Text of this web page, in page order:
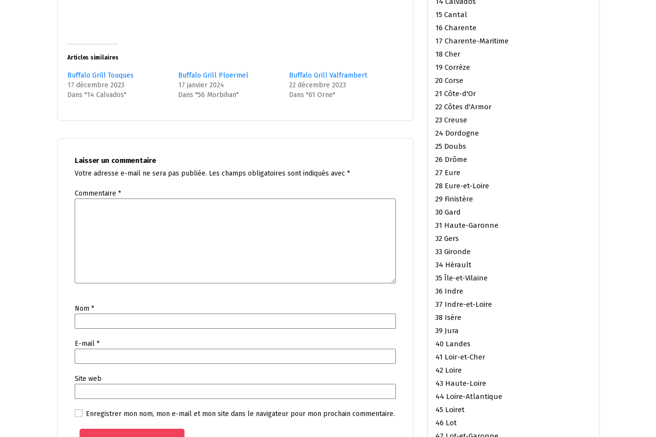
Articles similaires
Buffalo Grill Touques
17 décembre 2023
Dans "14 Calvados"
Buffalo Grill Ploermel
17 janvier 2024
Dans "56 Morbihan"
Buffalo Grill Valframbert
22 décembre 2023
Dans "61 Orne"
Laisser un commentaire
Votre adresse e-mail ne sera pas publiée. Les champs obligatoires sont indiqués avec *
Commentaire *
Nom *
E-mail *
Site web
Enregistrer mon nom, mon e-mail et mon site dans le navigateur pour mon prochain commentaire.
15 Cantal
16 Charente
17 Charente-Maritime
18 Cher
19 Corrèze
20 Corse
21 Côte-d'Or
22 Côtes d'Armor
23 Creuse
24 Dordogne
25 Doubs
26 Drôme
27 Eure
28 Eure-et-Loire
29 Finistère
30 Gard
31 Haute-Garonne
32 Gers
33 Gironde
34 Hérault
35 Île-et-Vilaine
36 Indre
37 Indre-et-Loire
38 Isère
39 Jura
40 Landes
41 Loir-et-Cher
42 Loire
43 Haute-Loire
44 Loire-Atlantique
45 Loiret
46 Lot